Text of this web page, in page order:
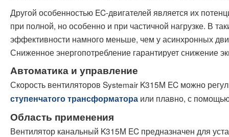
Другой особенностью EC-двигателей является их
при полной, но особенно и при частичной нагрузке. В
эффективности намного меньше, чем у асинхронных
Сниженное энергопотребление гарантирует снижение
Автоматика и управление
Скорость вентиляторов Systemair K315M EC можно
ступенчатого трансформатора или плавно, с
Область применения
Вентилятор канальный K315M EC предназначен для